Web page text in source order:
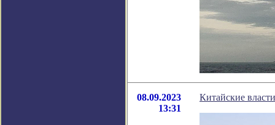
08.09.2023
13:31
Китайские